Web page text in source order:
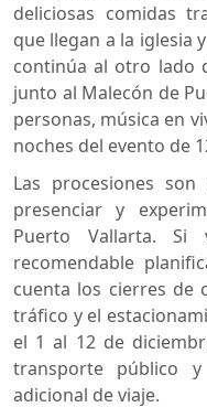
deliciosas comidas
que llegan a la iglesia
continúa al otro lado
junto al Malecón de
personas, música en
noches del evento de
Las procesiones
presenciar y
Puerto Vallarta. Si
recomendable
cuenta los cierres de
tráfico y el
el 1 al 12 de
transporte público
adicional de viaje.